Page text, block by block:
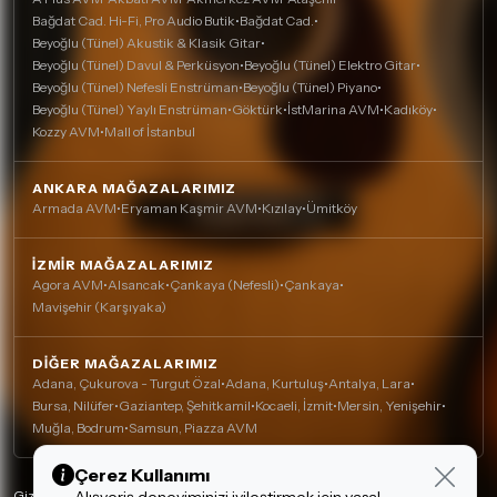
Bağdat Cad. Hi-Fi, Pro Audio Butik•Bağdat Cad.•
Beyoğlu (Tünel) Akustik & Klasik Gitar•
Beyoğlu (Tünel) Davul & Perküsyon•Beyoğlu (Tünel) Elektro Gitar•
Beyoğlu (Tünel) Nefesli Enstrüman•Beyoğlu (Tünel) Piyano•
Beyoğlu (Tünel) Yaylı Enstrüman•Göktürk•İstMarina AVM•Kadıköy•
Kozzy AVM•Mall of İstanbul
ANKARA MAĞAZALARIMIZ
Armada AVM•Eryaman Kaşmir AVM•Kızılay•Ümitköy
İZMIR MAĞAZALARIMIZ
Agora AVM•Alsancak•Çankaya (Nefesli)•Çankaya•
Mavişehir (Karşıyaka)
DIĞER MAĞAZALARIMIZ
Adana, Çukurova - Turgut Özal•Adana, Kurtuluş•Antalya, Lara•
Bursa, Nilüfer•Gaziantep, Şehitkamil•Kocaeli, İzmit•Mersin, Yenişehir•
Muğla, Bodrum•Samsun, Piazza AVM
Çerez Kullanımı